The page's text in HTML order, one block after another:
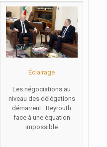
Éclairage
Les négociations au
niveau des délégations
démarrent : Beyrouth
face à une équation
impossible